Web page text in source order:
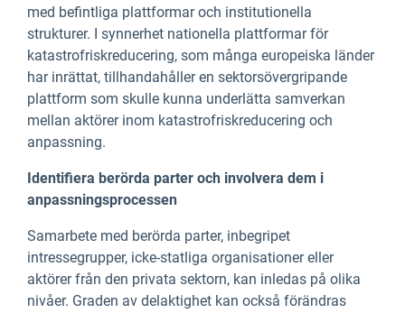
med befintliga plattformar och institutionella
strukturer. I synnerhet nationella plattformar för
katastrofriskreducering, som många europeiska länder
har inrättat, tillhandahåller en sektorsövergripande
plattform som skulle kunna underlätta samverkan
mellan aktörer inom katastrofriskreducering och
anpassning.
Identifiera berörda parter och involvera dem i
anpassningsprocessen
Samarbete med berörda parter, inbegripet
intressegrupper, icke-statliga organisationer eller
aktörer från den privata sektorn, kan inledas på olika
nivåer. Graden av delaktighet kan också förändras